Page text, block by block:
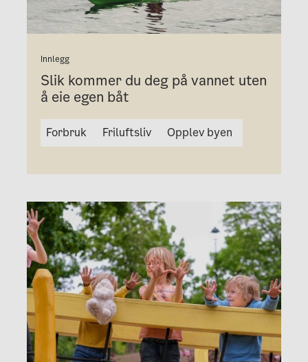
Innlegg
Slik kommer du deg på vannet uten
å eie egen båt
Forbruk Friluftsliv Opplev byen